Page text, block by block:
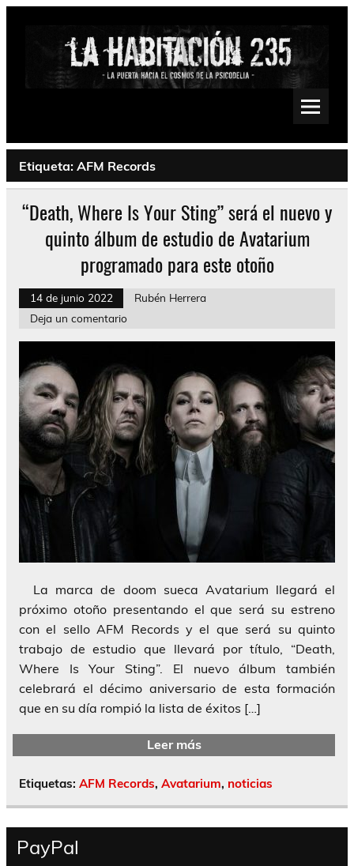
Saltar
Psychedelic, Stoner, Doom, Sludge, Fuzz, Space, Drone
Etiqueta: AFM Records
“Death, Where Is Your Sting” será el nuevo y
quinto álbum de estudio de Avatarium
programado para este otoño
14 de junio 2022
Rubén Herrera
Deja un comentario
La marca de doom sueca Avatarium llegará el
próximo otoño presentando el que será su estreno
con el sello AFM Records y el que será su quinto
trabajo de estudio que llevará por título, “Death,
Where Is Your Sting”. El nuevo álbum también
celebrará el décimo aniversario de esta formación
que en su día rompió la lista de éxitos […]
Leer más
Etiquetas: AFM Records, Avatarium, noticias
PayPal